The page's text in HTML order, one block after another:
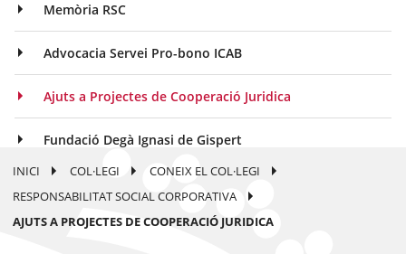
Memòria RSC
Advocacia Servei Pro-bono ICAB
Ajuts a Projectes de Cooperació Juridica
Fundació Degà Ignasi de Gispert
INICI COL·LEGI
CONEIX EL COL·LEGI
RESPONSABILITAT SOCIAL CORPORATIVA
AJUTS A PROJECTES DE COOPERACIÓ JURIDICA